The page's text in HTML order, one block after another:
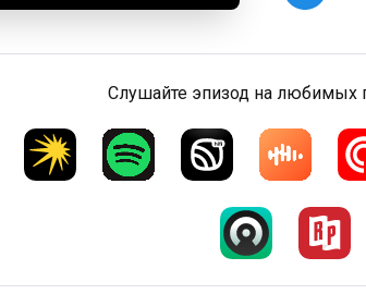
Слушайте эпизод на любимых